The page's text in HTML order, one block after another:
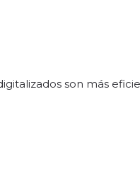
son más